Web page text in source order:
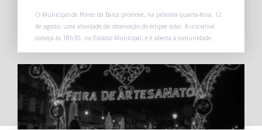
O Município de Ponte da Barca promove, na próxima quarta-feira, 12
de agosto, uma atividade de observação do eclipse solar. A iniciativa
começa às 18h30, no Estádio Municipal, e é aberta à comunidade.